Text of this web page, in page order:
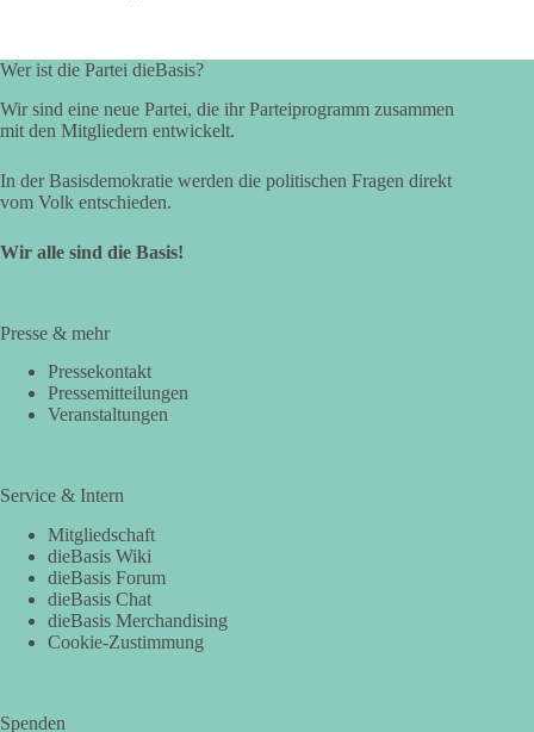
Wer ist die Partei dieBasis?
Wir sind eine neue Partei, die ihr Parteiprogramm zusammen
mit den Mitgliedern entwickelt.
In der Basisdemokratie werden die politischen Fragen direkt
vom Volk entschieden.
Wir alle sind die Basis!
Presse & mehr
Pressekontakt
Pressemitteilungen
Veranstaltungen
Service & Intern
Mitgliedschaft
dieBasis Wiki
dieBasis Forum
dieBasis Chat
dieBasis Merchandising
Cookie-Zustimmung
Spenden